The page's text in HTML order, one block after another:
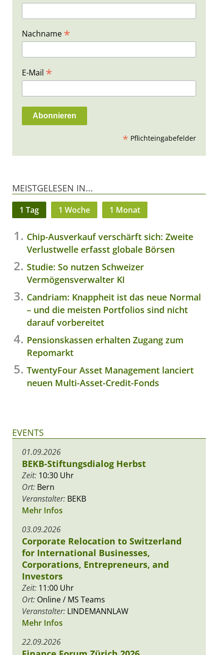
Nachname *
E-Mail *
* Pflichteingabefelder
MEISTGELESEN IN...
1 Tag 1 Woche 1 Monat
Chip-Ausverkauf verschärft sich: Zweite
Verlustwelle erfasst globale Börsen
Studie: So nutzen Schweizer
Vermögensverwalter KI
Candriam: Knappheit ist das neue Normal
– und die meisten Portfolios sind nicht
darauf vorbereitet
Pensionskassen erhalten Zugang zum
Repomarkt
TwentyFour Asset Management lanciert
neuen Multi-Asset-Credit-Fonds
EVENTS
01.09.2026
BEKB-Stiftungsdialog Herbst
Zeit: 10:30 Uhr
Ort: Bern
Veranstalter: BEKB
Mehr Infos
03.09.2026
Corporate Relocation to Switzerland
for International Businesses,
Corporations, Entrepreneurs, and
Investors
Zeit: 11:00 Uhr
Ort: Online / MS Teams
Veranstalter: LINDEMANNLAW
Mehr Infos
22.09.2026